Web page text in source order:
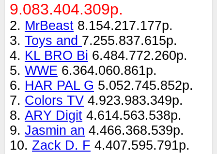
9.083.404.309р.
2. MrBeast 8.154.217.177р.
3. Toys and 7.255.837.615р.
4. KL BRO Bi 6.484.772.260р.
5. WWE 6.364.060.861р.
6. HAR PAL G 5.052.745.852р.
7. Colors TV 4.923.983.349р.
8. ARY Digit 4.614.563.538р.
9. Jasmin an 4.466.368.539р.
10. Zack D. F 4.407.595.791р.